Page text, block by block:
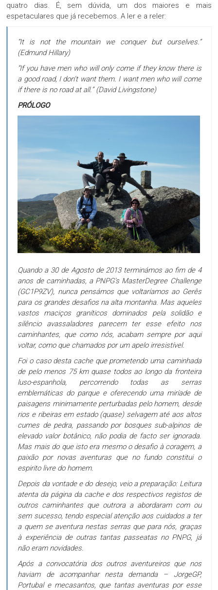
quatro dias. É, sem dúvida, um dos maiores e mais
espetaculares que já recebemos. A ler e a reler:
“It is not the mountain we conquer but ourselves.”
(Edmund Hillary)
“If you have men who will only come if they know there is
a good road, I don’t want them. I want men who will come
if there is no road at all.” (David Livingstone)
PRÓLOGO
Quando a 30 de Agosto de 2013 terminámos ao fim de 4
anos de caminhadas, a PNPG’s MasterDegree Challenge
(GC1P9ZV), nunca pensámos que voltaríamos ao Gerês
para os grandes desafios na alta montanha. Mas aqueles
vastos maciços graníticos dominados pela solidão e
silêncio avassaladores parecem ter esse efeito nos
caminhantes, que como nós, acabam sempre por aqui
voltar, como que chamados por um apelo irresistível.
Foi o caso desta cache que prometendo uma caminhada
de pelo menos 75 km quase todos ao longo da fronteira
luso-espanhola, percorrendo todas as serras
emblemáticas do parque e oferecendo uma miríade de
paisagens minimamente perturbadas pelo homem, desde
rios e ribeiras em estado (quase) selvagem até aos altos
cumes de pedra, passando por bosques sub-alpinos de
elevado valor botânico, não podia de facto ser ignorada.
Mas mais do que isto era mesmo o desafio à coragem, a
paixão por novas aventuras que no fundo constitui o
espirito livre do homem.
Depois da vontade e do desejo, veio a preparação: Leitura
atenta da página da cache e dos respectivos registos de
outros caminhantes que outrora a abordaram com ou
sem sucesso, tendo especial atenção aos cuidados a ter
a quem se aventura nestas serras que para nós, graças
à experiência de outras tantas passeatas no PNPG, já
não eram novidades.
Após a convocatória dos outros aventureiros que nos
haviam de acompanhar nesta demanda – JorgeGP,
Portubal e mecasantos, que tantas aventuras por esse